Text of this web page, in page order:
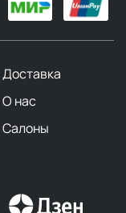
Доставка
О нас
Салоны